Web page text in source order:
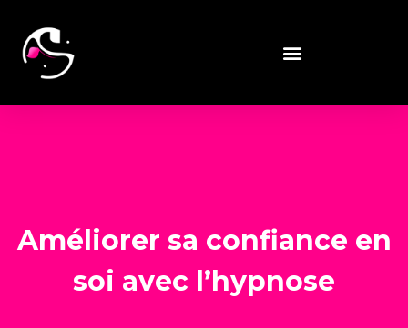
Améliorer sa confiance en
soi avec l’hypnose